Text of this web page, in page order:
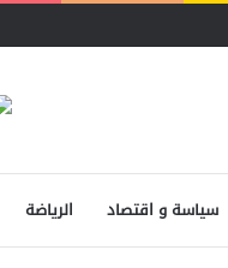
سياسة و اقتصاد الرياضة